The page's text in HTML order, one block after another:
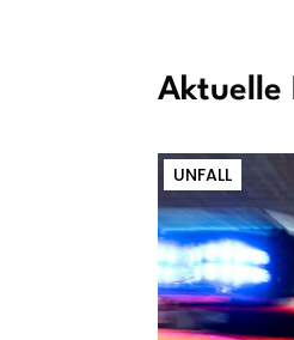
Aktuelle
UNFALL